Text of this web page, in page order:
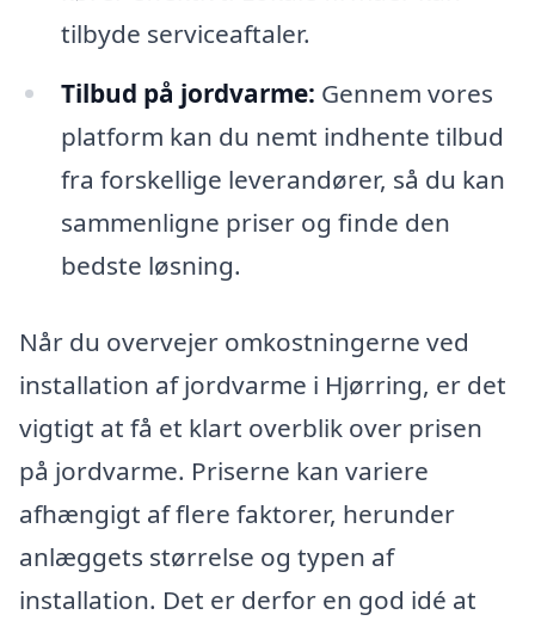
tilbyde serviceaftaler.
Tilbud på jordvarme: Gennem vores
platform kan du nemt indhente tilbud
fra forskellige leverandører, så du kan
sammenligne priser og finde den
bedste løsning.
Når du overvejer omkostningerne ved
installation af jordvarme i Hjørring, er det
vigtigt at få et klart overblik over prisen
på jordvarme. Priserne kan variere
afhængigt af flere faktorer, herunder
anlæggets størrelse og typen af
installation. Det er derfor en god idé at